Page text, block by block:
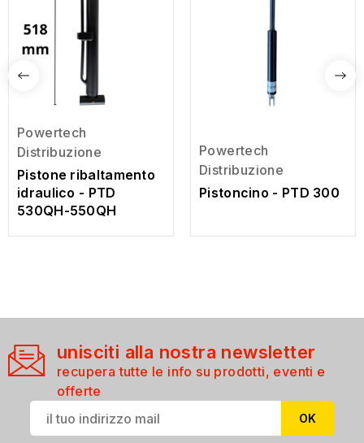
Powertech
Distribuzione
Pistone ribaltamento
idraulico - PTD
530QH-550QH
Powertech
Distribuzione
Pistoncino - PTD 300
unisciti alla nostra newsletter
recupera tutte le info su prodotti, eventi e
offerte